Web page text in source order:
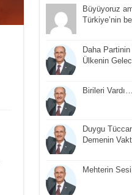
Büyüyoruz
Türkiye’nin
Daha
Ülkenin
Birileri Vardı…
Duygu
Demenin
Mehterin